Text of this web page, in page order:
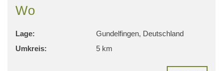
Wo
Lage:
Gundelfingen, Deutschland
Umkreis:
5 km